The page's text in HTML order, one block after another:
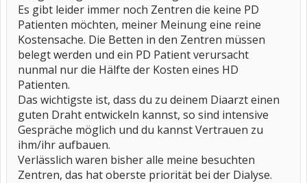
Es gibt leider immer noch Zentren die keine PD
Patienten möchten, meiner Meinung eine reine
Kostensache. Die Betten in den Zentren müssen
belegt werden und ein PD Patient verursacht
nunmal nur die Hälfte der Kosten eines HD
Patienten.
Das wichtigste ist, dass du zu deinem Diaarzt einen
guten Draht entwickeln kannst, so sind intensive
Gespräche möglich und du kannst Vertrauen zu
ihm/ihr aufbauen.
Verlässlich waren bisher alle meine besuchten
Zentren, das hat oberste priorität bei der Dialyse.